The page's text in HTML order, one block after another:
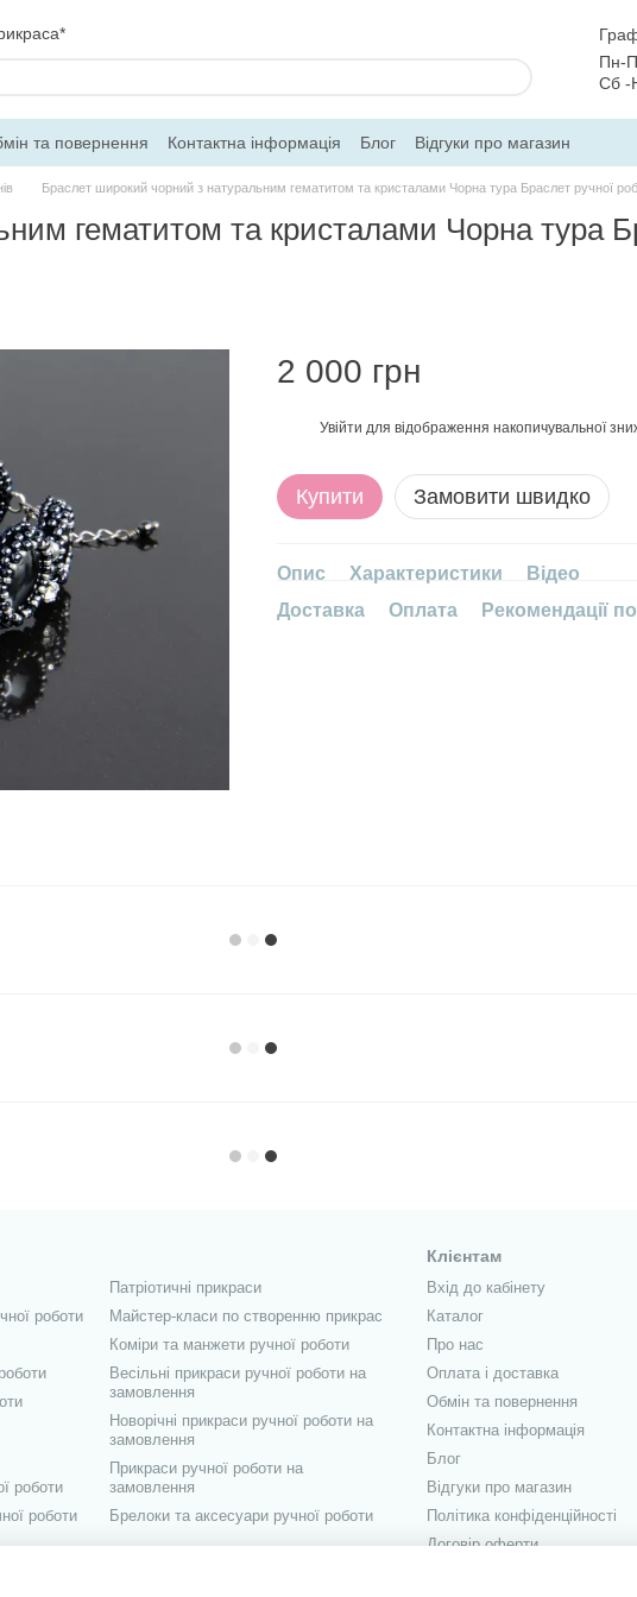
Пн-
Сб -
та повернення Контактна інформація Блог
Відгуки про магазин
Браслет широкий чорний з натуральним гематитом та кристалами Чорна тура Браслет ручної
гематитом та кристалами Чорна тура
2 000 грн
Увійти для відображення накопичувальної
Купити Замовити швидко
Опис Характеристики
Відео
Доставка
Оплата Рекомендації
роботи
роботи
роботи
Патріотичні прикраси
Майстер-класи по створенню прикрас
Коміри та манжети ручної роботи
Весільні прикраси ручної роботи на
замовлення
Новорічні прикраси ручної роботи на
замовлення
Прикраси ручної роботи на
замовлення
Брелоки та аксесуари ручної роботи
Клієнтам
Вхід до кабінету
Каталог
Про нас
Оплата і доставка
Обмін та повернення
Контактна інформація
Блог
Відгуки про магазин
Політика конфіденційності
Договір оферти